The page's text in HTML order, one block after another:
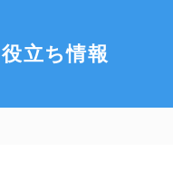
立ち情報